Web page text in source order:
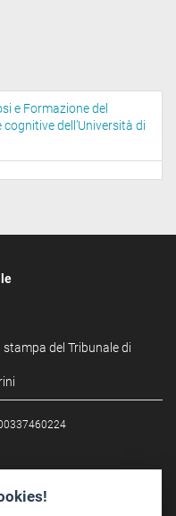
e Formazione del
dell’Università di
del Tribunale di